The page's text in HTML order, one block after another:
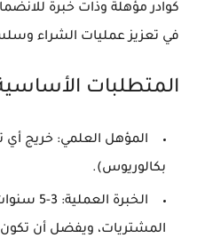
كوادر مؤهلة وذات خبرة
في تعزيز عمليات الشراء
المتطلبات
المؤهل العلمي: خريج أي
بكالوريوس).
الخبرة العملية:
3-5
المشتريات، ويفضل أن تكون